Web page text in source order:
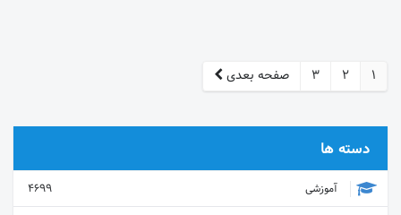
1
2
3 صفحه بعدی
دسته ها
آموزشی
4699